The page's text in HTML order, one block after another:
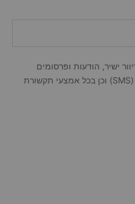
ישיר, הודעות ופרסומים
שיווקיים באמצעות דוא"ל, מסרונים (SMS) וכן בכל אמצעי תקשורת